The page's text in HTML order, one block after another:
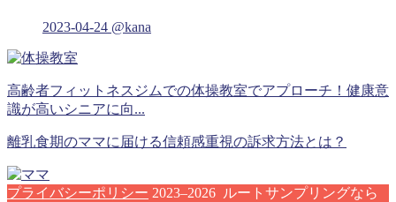
2023-04-24 @kana
高齢者フィットネスジムでの体操教室でアプローチ！健康意
識が高いシニアに向...
離乳食期のママに届ける信頼感重視の訴求方法とは？
プライバシーポリシー 2023–2026 ルートサンプリングなら